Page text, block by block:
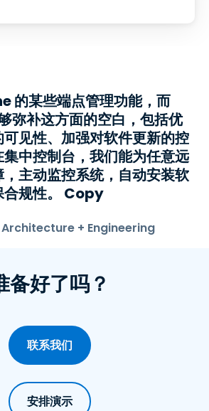
的某些端点管理功能，而
补这方面的空白，包括优
见性、加强对软件更新的控
中控制台，我们能为任意远
主动监控系统，自动安装软
合规性。 Copy
+ Engineering
备好了吗？
联系我们
安排演示